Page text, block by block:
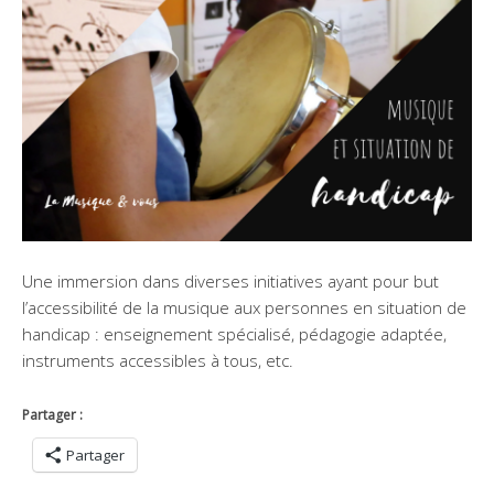
Une immersion dans diverses initiatives ayant pour but
l’accessibilité de la musique aux personnes en situation de
handicap : enseignement spécialisé, pédagogie adaptée,
instruments accessibles à tous, etc.
Partager :
Partager